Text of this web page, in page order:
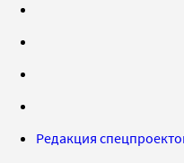
Редакция